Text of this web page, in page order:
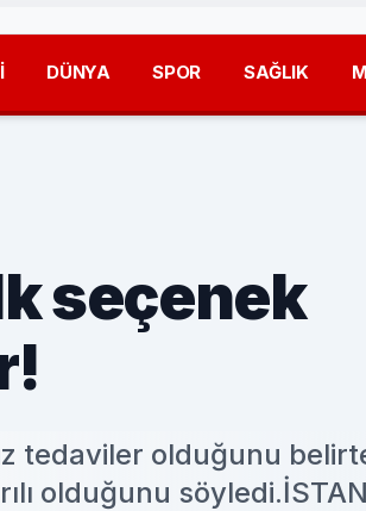
DÜNYA SPOR SAĞLIK
seçenek
tedaviler olduğunu
olduğunu